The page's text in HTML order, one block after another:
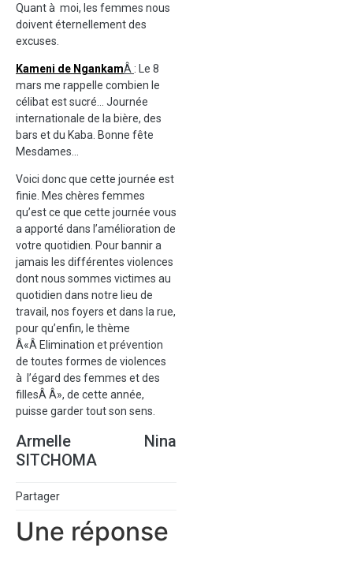
Quant à moi, les femmes nous
doivent éternellement des
excuses.
Kameni de NgankamÂ : Le 8
mars me rappelle combien le
célibat est sucré… Journée
internationale de la bière, des
bars et du Kaba. Bonne fête
Mesdames…
Voici donc que cette journée est
finie. Mes chères femmes
qu’est ce que cette journée vous
a apporté dans l’amélioration de
votre quotidien. Pour bannir a
jamais les différentes violences
dont nous sommes victimes au
quotidien dans notre lieu de
travail, nos foyers et dans la rue,
pour qu’enfin, le thème
Â«Â Elimination et prévention
de toutes formes de violences
à l’égard des femmes et des
fillesÂ Â», de cette année,
puisse garder tout son sens.
Armelle Nina
SITCHOMA
Partager
Une réponse